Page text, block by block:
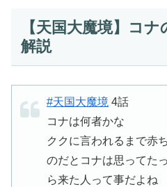
【天国大魔境】コ
解説
#天国大魔境 4話
コナは何者かな
ククに言われるまで赤
のだとコナは思ってた
ら来た人って事だよね